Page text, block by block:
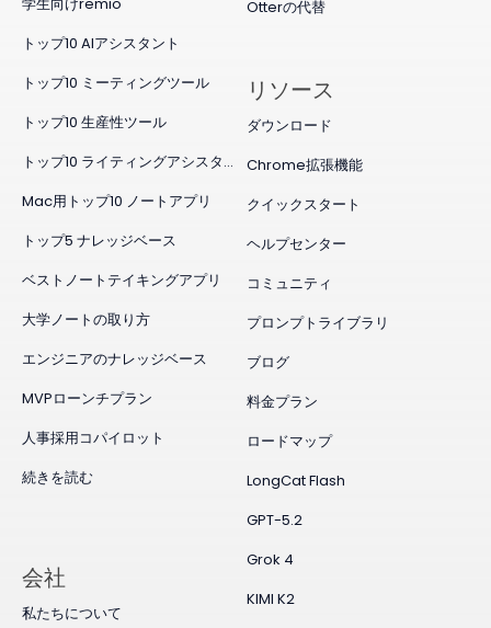
Otterの代替
トップ10 AIアシスタント
トップ10 ミーティングツール
トップ10 生産性ツール
トップ10 ライティングアシスタント
Mac用トップ10 ノートアプリ
トップ5 ナレッジベース
ベストノートテイキングアプリ
大学ノートの取り方
エンジニアのナレッジベース
MVPローンチプラン
人事採用コパイロット
続きを読む
リソース
ダウンロード
Chrome拡張機能
クイックスタート
ヘルプセンター
コミュニティ
プロンプトライブラリ
ブログ
料金プラン
ロードマップ
LongCat Flash
GPT-5.2
Grok 4
KIMI K2
会社
私たちについて